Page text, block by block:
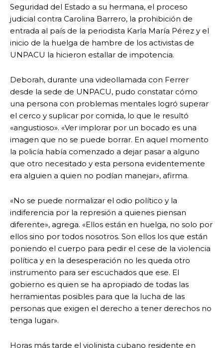
Seguridad del Estado a su hermana, el proceso
judicial contra Carolina Barrero, la prohibición de
entrada al país de la periodista Karla María Pérez y el
inicio de la huelga de hambre de los activistas de
UNPACU la hicieron estallar de impotencia.
Deborah, durante una videollamada con Ferrer
desde la sede de UNPACU, pudo constatar cómo
una persona con problemas mentales logró superar
el cerco y suplicar por comida, lo que le resultó
«angustioso». «Ver implorar por un bocado es una
imagen que no se puede borrar. En aquel momento
la policía había comenzado a dejar pasar a alguno
que otro necesitado y esta persona evidentemente
era alguien a quien no podían manejar», afirma.
«No se puede normalizar el odio político y la
indiferencia por la represión a quienes piensan
diferente», agrega. «Ellos están en huelga, no solo por
ellos sino por todos nosotros. Son ellos los que están
poniendo el cuerpo para pedir el cese de la violencia
política y en la desesperación no les queda otro
instrumento para ser escuchados que ese. El
gobierno es quien se ha apropiado de todas las
herramientas posibles para que la lucha de las
personas que exigen el derecho a tener derechos no
tenga lugar».
Horas más tarde el violinista cubano residente en